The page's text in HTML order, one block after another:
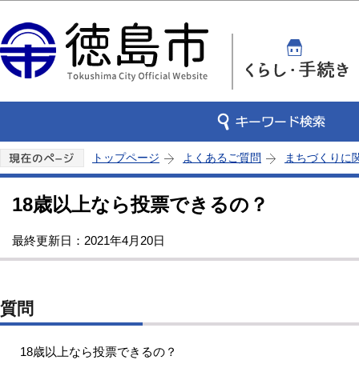
トップページ よくあるご質問 まちづくりに
18歳以上なら投票できるの？
最終更新日：2021年4月20日
質問
18歳以上なら投票できるの？